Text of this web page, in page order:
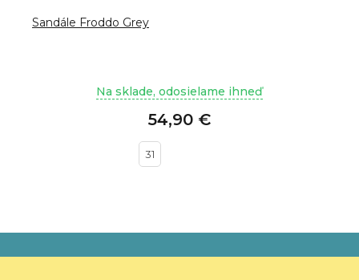
Sandále Froddo Grey
Na sklade, odosielame ihneď
54,90 €
31
á